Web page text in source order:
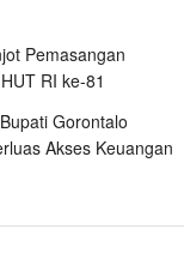
Pemasangan
RI ke-81
Gorontalo
Akses Keuangan